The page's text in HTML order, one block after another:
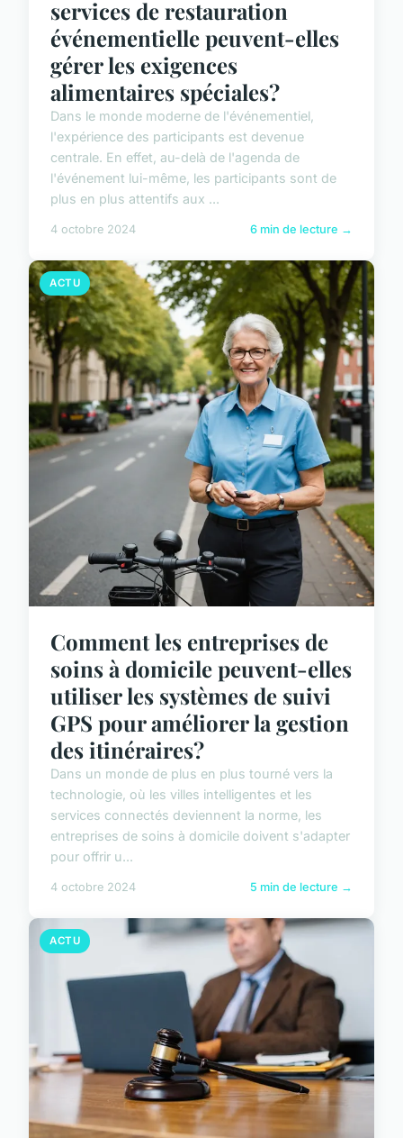
services de restauration
événementielle peuvent-elles
gérer les exigences
alimentaires spéciales?
Dans le monde moderne de l'événementiel,
l'expérience des participants est devenue
centrale. En effet, au-delà de l'agenda de
l'événement lui-même, les participants sont de
plus en plus attentifs aux ...
4 octobre 2024 6 min de lecture →
ACTU
Comment les entreprises de
soins à domicile peuvent-elles
utiliser les systèmes de suivi
GPS pour améliorer la gestion
des itinéraires?
Dans un monde de plus en plus tourné vers la
technologie, où les villes intelligentes et les
services connectés deviennent la norme, les
entreprises de soins à domicile doivent s'adapter
pour offrir u...
4 octobre 2024 5 min de lecture →
ACTU